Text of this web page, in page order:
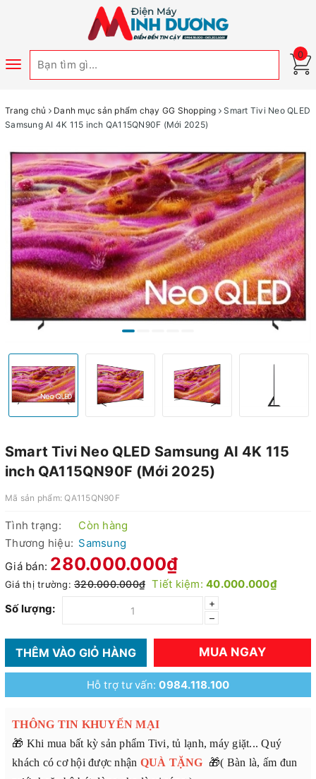
Toggle
0
Trang chủ Danh mục sản phẩm chạy GG Shopping
Smart Tivi Neo QLED
Samsung AI 4K 115 inch QA115QN90F (Mới 2025)
Smart Tivi Neo QLED Samsung AI 4K 115
inch QA115QN90F (Mới 2025)
Mã sản phẩm:QA115QN90F
Tình trạng:
Còn hàng
Thương hiệu: Samsung
Giá bán: 280.000.000₫
Giá thị trường: 320.000.000₫ Tiết kiệm: 40.000.000₫
Số lượng:
+
–
THÊM VÀO GIỎ HÀNG MUA NGAY
Hỗ trợ tư vấn:0984.118.100
THÔNG TIN KHUYẾN MẠI
🎁 Khi mua bất kỳ sản phẩm Tivi, tủ lạnh, máy giặt... Quý
khách có cơ hội được nhận QUÀ TẶNG 🎁( Bàn là, ấm đun